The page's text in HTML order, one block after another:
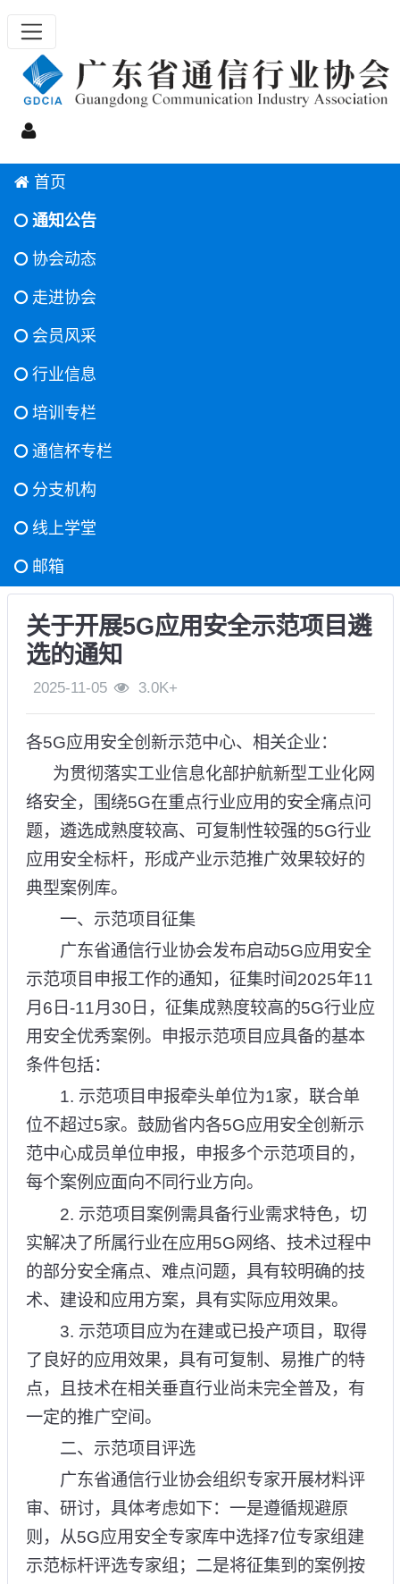
首页
通知公告
协会动态
走进协会
会员风采
行业信息
培训专栏
通信杯专栏
分支机构
线上学堂
邮箱
关于开展5G应用安全示范项目遴
选的通知
2025-11-05 3.0K+
各5G应用安全创新示范中心、相关企业：
为贯彻落实工业信息化部护航新型工业化网
络安全，围绕5G在重点行业应用的安全痛点问
题，遴选成熟度较高、可复制性较强的5G行业
应用安全标杆，形成产业示范推广效果较好的
典型案例库。
一、示范项目征集
广东省通信行业协会发布启动5G应用安全
示范项目申报工作的通知，征集时间2025年11
月6日-11月30日，征集成熟度较高的5G行业应
用安全优秀案例。申报示范项目应具备的基本
条件包括：
1. 示范项目申报牵头单位为1家，联合单
位不超过5家。鼓励省内各5G应用安全创新示
范中心成员单位申报，申报多个示范项目的，
每个案例应面向不同行业方向。
2. 示范项目案例需具备行业需求特色，切
实解决了所属行业在应用5G网络、技术过程中
的部分安全痛点、难点问题，具有较明确的技
术、建设和应用方案，具有实际应用效果。
3. 示范项目应为在建或已投产项目，取得
了良好的应用效果，具有可复制、易推广的特
点，且技术在相关垂直行业尚未完全普及，有
一定的推广空间。
二、示范项目评选
广东省通信行业协会组织专家开展材料评
审、研讨，具体考虑如下：一是遵循规避原
则，从5G应用安全专家库中选择7位专家组建
示范标杆评选专家组；二是将征集到的案例按